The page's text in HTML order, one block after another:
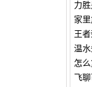
力
家
王
温
怎
飞